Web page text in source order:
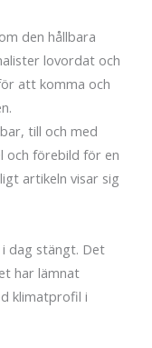
den hållbara
lovordat och
att komma och
till och med
och förebild för en
artikeln visar sig
dag stängt. Det
har lämnat
klimatprofil i